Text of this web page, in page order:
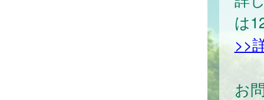
は
>>
お